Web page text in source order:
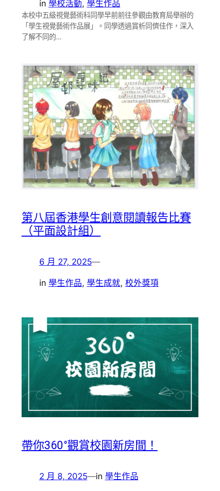
in 學校活動, 學生作品
本校中五級視覺藝術科同學早前前往參觀由教育局舉辦的
「學生視覺藝術作品展」。同學透過賞析同儕佳作，深入
了解不同的…
第八屆香港學生創意閱讀報告比賽
（平面設計組）
6 月 27, 2025—
in 學生作品, 學生成就, 校外獎項
帶你360°觀賞校園新房間！
2 月 8, 2025—in 學生作品